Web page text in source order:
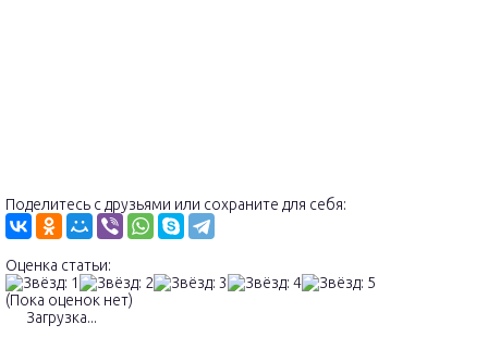
Поделитесь с друзьями или сохраните для себя:
Оценка статьи:
(Пока оценок нет)
Загрузка...